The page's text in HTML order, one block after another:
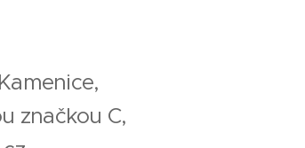
značkou C,